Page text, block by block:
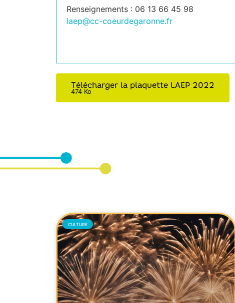
Renseignements : 06 13 66 45 98
laep@cc-coeurdegaronne.fr
Télécharger la plaquette LAEP 2022
474 Ko
CULTURE